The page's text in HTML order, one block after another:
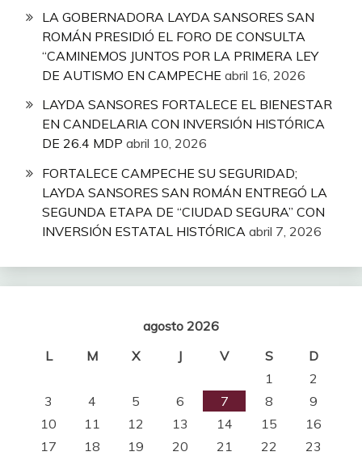
LA GOBERNADORA LAYDA SANSORES SAN
ROMÁN PRESIDIÓ EL FORO DE CONSULTA
“CAMINEMOS JUNTOS POR LA PRIMERA LEY
DE AUTISMO EN CAMPECHE abril 16, 2026
LAYDA SANSORES FORTALECE EL BIENESTAR
EN CANDELARIA CON INVERSIÓN HISTÓRICA
DE 26.4 MDP abril 10, 2026
FORTALECE CAMPECHE SU SEGURIDAD;
LAYDA SANSORES SAN ROMÁN ENTREGÓ LA
SEGUNDA ETAPA DE “CIUDAD SEGURA” CON
INVERSIÓN ESTATAL HISTÓRICA abril 7, 2026
agosto 2026
L
M X J V S
D
1
2
3
4 5 6 7 8
9
10
11 12 13 14 15
16
17
18 19 20 21 22
23